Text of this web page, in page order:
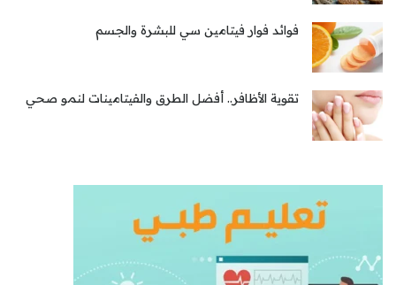
فوائد فوار فيتامين سي للبشرة والجسم
تقوية الأظافر.. أفضل الطرق والفيتامينات لنمو صحي